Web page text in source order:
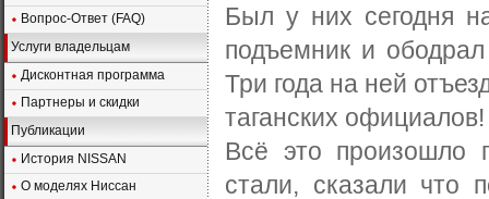
Вопрос-Ответ (FAQ)
Услуги владельцам
Дисконтная программа
Партнеры и скидки
Публикации
История NISSAN
О моделях Ниссан
Был у них сегодня
подъемник и
Три года на ней
таганских официалов!
Всё это произошло
стали, сказали что